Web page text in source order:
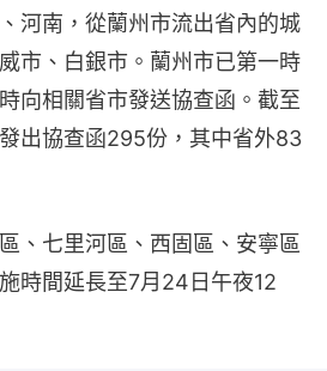
河南，從蘭州市流出省內的城
市、白銀市。蘭州市已第一時
向相關省市發送協查函。截至
出協查函295份，其中省外83
、七里河區、西固區、安寧區
時間延長至7月24日午夜12